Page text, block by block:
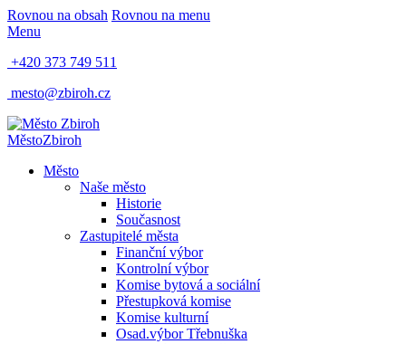
Rovnou na obsah Rovnou na menu
Menu
+420 373 749 511
mesto@zbiroh.cz
MěstoZbiroh
Město
Naše město
Historie
Současnost
Zastupitelé města
Finanční výbor
Kontrolní výbor
Komise bytová a sociální
Přestupková komise
Komise kulturní
Osad.výbor Třebnuška